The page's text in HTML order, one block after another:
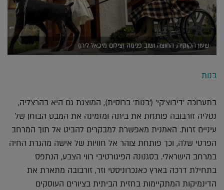
שעון הקוקיה, החוצה ושוב פנימה (צילום מיכאל לירן)
בנות
בתערוכה 'דיבוצ'קי' ('בנות' ברוסית), המוצגת גם היא בהרצליה,
נטליה זורבובה פותחת את ביתה ומזמינה את המבט הבוחן של
עיניים זרות. האמנית מאפשרת למבקרים להביט אל תוך המרחב
הפרטי שלה, וכך פותחת צוהר אל חוויות של אישה מהגרת החיה
במרחב הישראלי. בסגנונה הפיגורטיבי רווי הצבע, הנתפס
בתחילת דרכה בארץ כאנכרוניסטי וזר, זורבובה מתארת את
הדינמיקות המתקיימות בחזית הביתית בציורים העוסקים